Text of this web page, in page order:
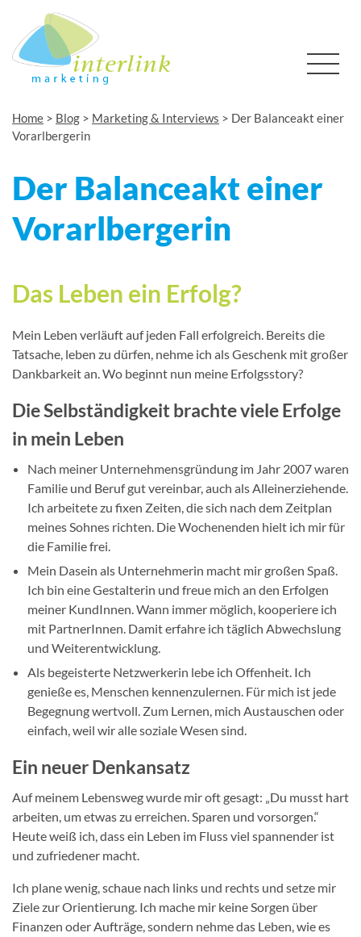
Home > Blog > Marketing & Interviews > Der Balanceakt einer
Vorarlbergerin
Der Balanceakt einer
Vorarlbergerin
Das Leben ein Erfolg?
Mein Leben verläuft auf jeden Fall erfolgreich. Bereits die
Tatsache, leben zu dürfen, nehme ich als Geschenk mit großer
Dankbarkeit an. Wo beginnt nun meine Erfolgsstory?
Die Selbständigkeit brachte viele Erfolge
in mein Leben
Nach meiner Unternehmensgründung im Jahr 2007 waren
Familie und Beruf gut vereinbar, auch als Alleinerziehende.
Ich arbeitete zu fixen Zeiten, die sich nach dem Zeitplan
meines Sohnes richten. Die Wochenenden hielt ich mir für
die Familie frei.
Mein Dasein als Unternehmerin macht mir großen Spaß.
Ich bin eine Gestalterin und freue mich an den Erfolgen
meiner KundInnen. Wann immer möglich, kooperiere ich
mit PartnerInnen. Damit erfahre ich täglich Abwechslung
und Weiterentwicklung.
Als begeisterte Netzwerkerin lebe ich Offenheit. Ich
genieße es, Menschen kennenzulernen. Für mich ist jede
Begegnung wertvoll. Zum Lernen, mich Austauschen oder
einfach, weil wir alle soziale Wesen sind.
Ein neuer Denkansatz
Auf meinem Lebensweg wurde mir oft gesagt: „Du musst hart
arbeiten, um etwas zu erreichen. Sparen und vorsorgen.“
Heute weiß ich, dass ein Leben im Fluss viel spannender ist
und zufriedener macht.
Ich plane wenig, schaue nach links und rechts und setze mir
Ziele zur Orientierung. Ich mache mir keine Sorgen über
Finanzen oder Aufträge, sondern nehme das Leben, wie es